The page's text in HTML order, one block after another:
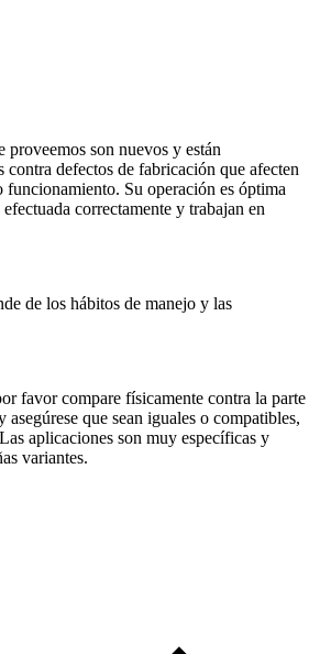
proveemos son nuevos y están
contra defectos de fabricación que afecten
funcionamiento. Su operación es óptima
correctamente y trabajan en
de los hábitos de manejo y las
favor compare físicamente contra la parte
asegúrese que sean iguales o compatibles,
aplicaciones son muy específicas y
variantes.